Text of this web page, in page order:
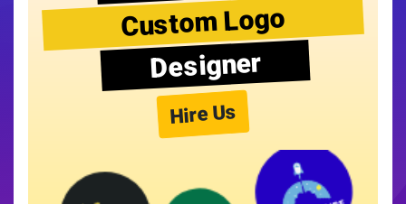
Custom Logo
Designer
Hire Us